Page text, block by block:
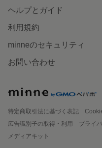
ヘルプとガイド
利用規約
minneのセキュリティ
お問い合わせ
特定商取引法に基づく表記
広告識別子の取得・利用
プライ
メディアキット